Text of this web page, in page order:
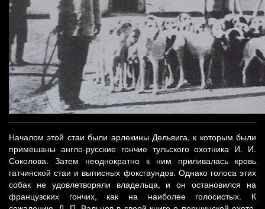
Началом этой стаи были арлекины Дельвига, к которым были
примешаны англо-русские гончие тульского охотника И. И.
Соколова. Затем неоднократно к ним приливалась кровь
гатчинской стаи и выписных фоксгаундов. Однако голоса этих
собак не удовлетворяли владельца, и он остановился на
французских гончих, как на наиболее голосистых. К